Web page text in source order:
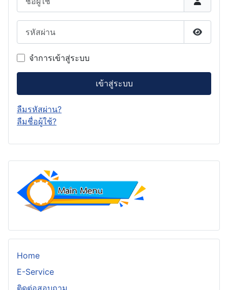
Home
E-Service
ติดต่อสอบถาม
รหัสผ่าน
แสดงร
จำการเข้าสู่ระบบ
เข้าสู่ระบบ
ลืมรหัสผ่าน?
ลืมชื่อผู้ใช้?